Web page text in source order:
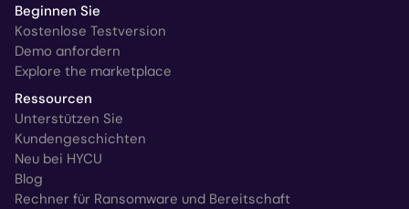
Beginnen Sie
Kostenlose Testversion
Demo anfordern
Explore the marketplace
Ressourcen
Unterstützen Sie
Kundengeschichten
Neu bei HYCU
Blog
Rechner für Ransomware und Bereitschaft